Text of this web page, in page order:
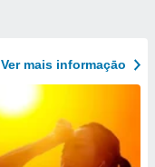
Ver mais informaçāo